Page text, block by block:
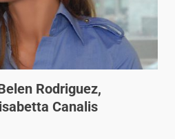
Rodriguez,
Canalis